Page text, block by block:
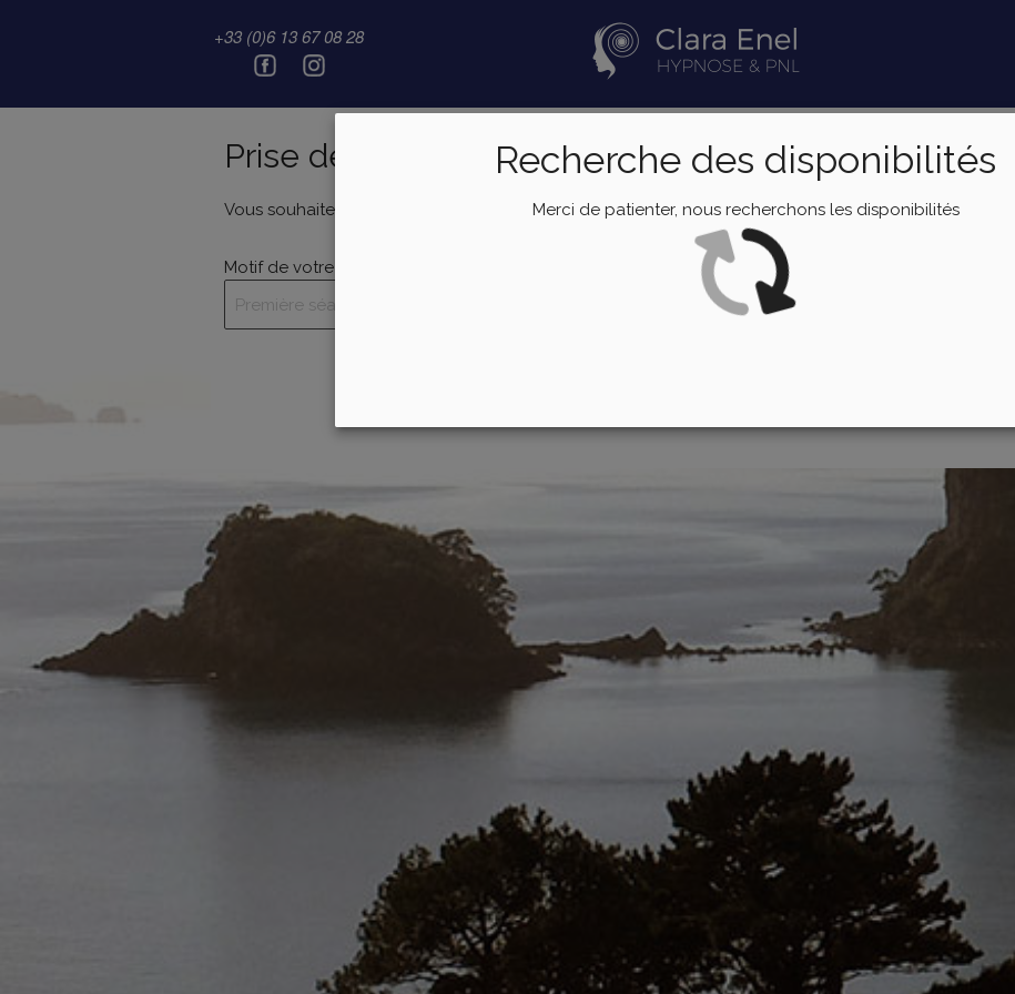
Recherche des disponibilités
Merci de patienter, nous recherchons les disponibilités
Prise de rendez-vous en ligne avec Clara Enel
+33 (0)6 13 67 08 28
Prise de rendez-vous
Vous souhaitez prendre rendez-vous avec Clara Enel.
Motif de votre rendez-vous